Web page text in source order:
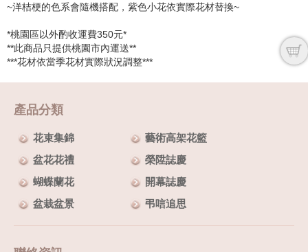
~洋桔梗的色系會隨機搭配，紫色小花依實際花材替換~
*桃園區以外酌收運費350元*
**此商品只提供桃園市內運送**
***花材依當季花材實際狀況調整***
產品分類
花束集錦
盆花花禮
蝴蝶蘭花
盆栽盆景
藝術高架花籃
榮陞誌慶
開幕誌慶
弔唁追思